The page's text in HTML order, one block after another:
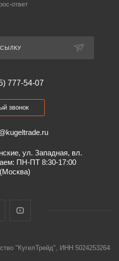
ответ
777-54-07
звонок
ул. Западная, вл.
ПН-ПТ 8:30-17:00
(Москва)
"КугелТрейд", ИНН 5024253264